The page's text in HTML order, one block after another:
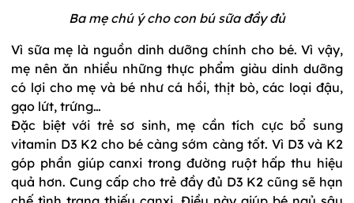
Ba mẹ chú ý cho con bú sữa đầy đủ
Vì sữa mẹ là nguồn dinh dưỡng chính cho bé. Vì vậy,
mẹ nên ăn nhiều những thực phẩm giàu dinh dưỡng
có lợi cho mẹ và bé như cá hồi, thịt bò, các loại đậu,
gạo lứt, trứng…
Đặc biệt với trẻ sơ sinh, mẹ cần tích cực bổ sung
vitamin D3 K2 cho bé càng sớm càng tốt. Vì D3 và K2
góp phần giúp canxi trong đường ruột hấp thu hiệu
quả hơn. Cung cấp cho trẻ đầy đủ D3 K2 cũng sẽ hạn